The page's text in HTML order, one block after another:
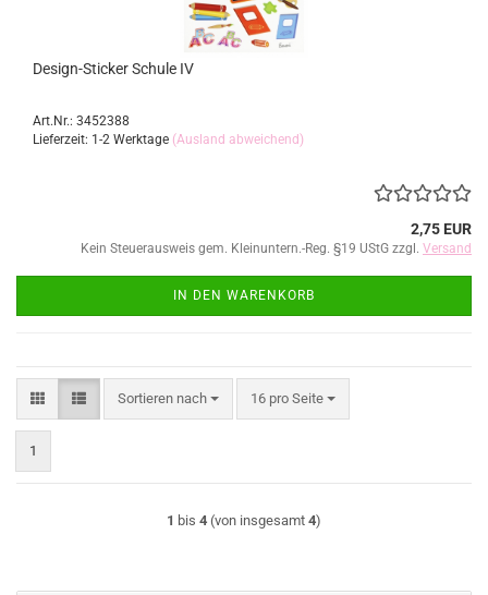
Design-Sticker Schule IV
Art.Nr.: 3452388
Lieferzeit: 1-2 Werktage (Ausland abweichend)
2,75 EUR
Kein Steuerausweis gem. Kleinuntern.-Reg. §19 UStG zzgl. Versand
IN DEN WARENKORB
Sortieren nach
Sortieren nach 16 pro Seite
pro Seite
1
1 bis 4 (von insgesamt 4)